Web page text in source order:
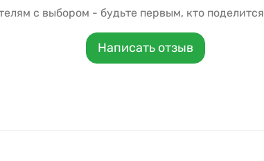
с выбором - будьте первым, кто
Написать отзыв